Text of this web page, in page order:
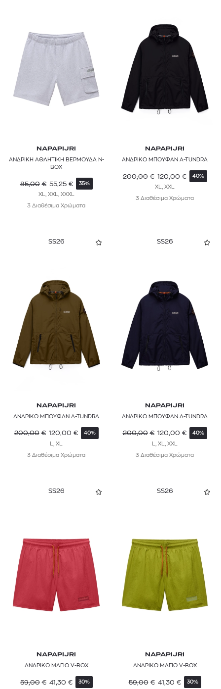
NAPAPIJRI
ΑΝΔΡΙΚΗ ΑΘΛΗΤΙΚΗ ΒΕΡΜΟΥΔΑ N-
BOX
85,00 € 55,25 € 35%
XL, XXL, XXXL
3 Διαθέσιμα Χρώματα
NAPAPIJRI
ΑΝΔΡΙΚΟ ΜΠΟΥΦΑΝ A-TUNDRA
200,00 € 120,00 € 40%
XL, XXL
3 Διαθέσιμα Χρώματα
SS26
NAPAPIJRI
ΑΝΔΡΙΚΟ ΜΠΟΥΦΑΝ A-TUNDRA
200,00 € 120,00 € 40%
L, XL
3 Διαθέσιμα Χρώματα
SS26
NAPAPIJRI
ΑΝΔΡΙΚΟ ΜΠΟΥΦΑΝ A-TUNDRA
200,00 € 120,00 € 40%
L, XL, XXL
3 Διαθέσιμα Χρώματα
SS26
NAPAPIJRI
ΑΝΔΡΙΚΟ ΜΑΓΙΟ V-BOX
59,00 € 41,30 € 30%
SS26
NAPAPIJRI
ΑΝΔΡΙΚΟ ΜΑΓΙΟ V-BOX
59,00 € 41,30 € 30%